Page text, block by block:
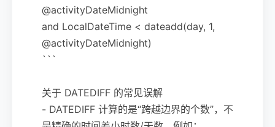
@activityDateMidnight
and LocalDateTime < dateadd(day, 1,
@activityDateMidnight)
```
关于 DATEDIFF 的常见误解
- DATEDIFF 计算的是“跨越边界的个数”，不